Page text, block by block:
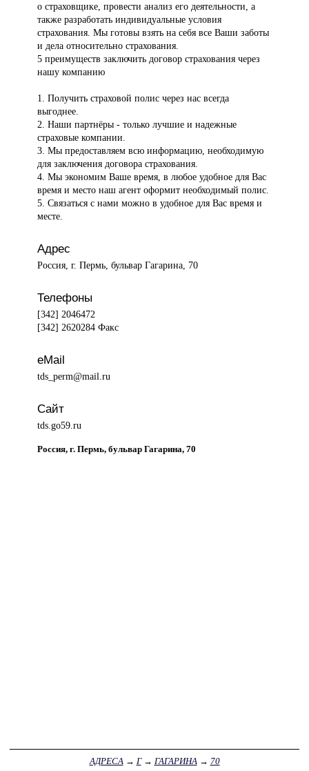
о страховщике, провести анализ его деятельности, а
также разработать индивидуальные условия
страхования. Мы готовы взять на себя все Ваши заботы
и дела относительно страхования.
5 преимуществ заключить договор страхования через
нашу компанию
1. Получить страховой полис через нас всегда
выгоднее.
2. Наши партнёры - только лучшие и надежные
страховые компании.
3. Мы предоставляем всю информацию, необходимую
для заключения договора страхования.
4. Мы экономим Ваше время, в любое удобное для Вас
время и место наш агент оформит необходимый полис.
5. Связаться с нами можно в удобное для Вас время и
месте.
Адрес
Россия, г. Пермь, бульвар Гагарина, 70
Телефоны
[342] 2046472
[342] 2620284 Факс
eMail
tds_perm@mail.ru
Сайт
tds.go59.ru
Россия, г. Пермь, бульвар Гагарина, 70
АДРЕСА → Г→ ГАГАРИНА → 70